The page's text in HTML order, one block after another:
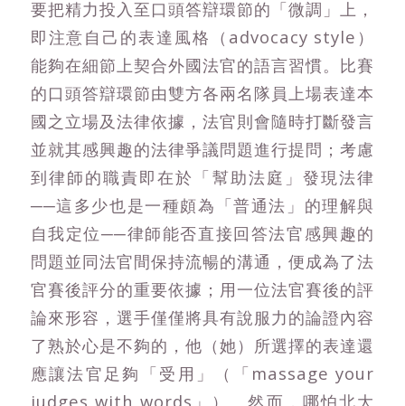
要把精力投入至口頭答辯環節的「微調」上，
即注意自己的表達風格（advocacy style）
能夠在細節上契合外國法官的語言習慣。比賽
的口頭答辯環節由雙方各兩名隊員上場表達本
國之立場及法律依據，法官則會隨時打斷發言
並就其感興趣的法律爭議問題進行提問；考慮
到律師的職責即在於「幫助法庭」發現法律
──這多少也是一種頗為「普通法」的理解與
自我定位──律師能否直接回答法官感興趣的
問題並同法官間保持流暢的溝通，便成為了法
官賽後評分的重要依據；用一位法官賽後的評
論來形容，選手僅僅將具有說服力的論證內容
了熟於心是不夠的，他（她）所選擇的表達還
應讓法官足夠「受用」（「massage your
judges with words」）。然而，哪怕北大